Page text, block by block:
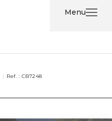
Menu
Ref. : CB7248